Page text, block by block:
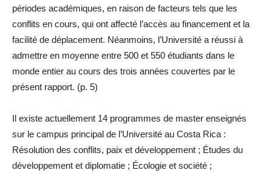
périodes académiques, en raison de facteurs tels que les
conflits en cours, qui ont affecté l’accès au financement et la
facilité de déplacement. Néanmoins, l’Université a réussi à
admettre en moyenne entre 500 et 550 étudiants dans le
monde entier au cours des trois années couvertes par le
présent rapport. (p. 5)
Il existe actuellement 14 programmes de master enseignés
sur le campus principal de l’Université au Costa Rica :
Résolution des conflits, paix et développement ; Études du
développement et diplomatie ; Écologie et société ;